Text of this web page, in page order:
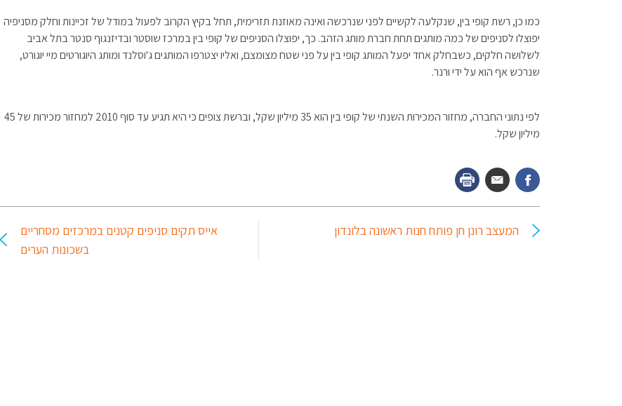
כמו כן, רשת קופי בין, שנקלעה לקשיים לפני שנרכשה ואינה מאוזנת תזרימית, תחל בקיץ הקרוב לפעול במודל של זכיינות וחלק מסניפיה
יפוצלו לסניפים של כמה מותגים תחת חברת מותג הזהב. כך, יפוצלו הסניפים של קופי בין במרכז שוסטר ובדיזנגוף סנטר בתל אביב
לשלושה חלקים, כשבחלק אחד יפעל המותג קופי בין על פני שטח מצומצם, ואליו יצטרפו המותגים ג'וסלנד ומותג היוגורטים מיי יוגורט,
שנרכש אף הוא על ידי ורנר.
לפי נתוני החברה, מחזור המכירות השנתי של קופי בין הוא 35 מיליון שקל, וברשת צופים כי היא תגיע עד סוף 2010 למחזור מכירות של 45
מיליון שקל.
המעצב רונן חן פותח חנות ראשונה בלונדון
אייס תקים סניפים קטנים במרכזים מסחריים
בשכונות הערים